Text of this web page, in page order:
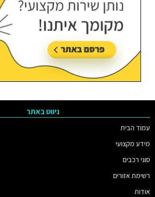
ניווט באתר
עמוד הבית
מידע מקצועי
סוגי רכבים
רשימת אזורים
אודות